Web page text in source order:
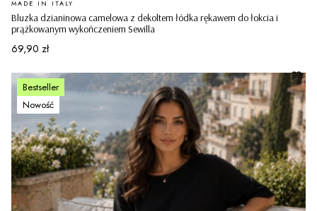
Bluzka dzianinowa camelowa z dekoltem łódka rękawem do łokcia i
prążkowanym wykończeniem Sewilla
PRODUCENT
MADE IN ITALY
Cena
69,90 zł
Bestseller
Nowość